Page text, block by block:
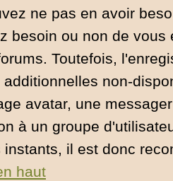
ne pas en avoir
besoin ou non de
Toutefois,
non-
avatar, une
à un groupe
instants, il est donc
haut